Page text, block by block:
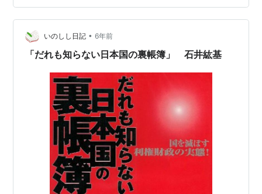
なった日！ ２０年前に殺害された石井こうき衆議院議員
（当時）の「没後２０年を偲ぶ会」 明日です。オウムや
統一教会問題等のカルト問題でも奔走されました。メデ
ィア、政治家関係者の入場は歓迎です。よろしくお…
いのしし日記 • 6年前
「だれも知らない日本国の裏帳簿」 石井紘基